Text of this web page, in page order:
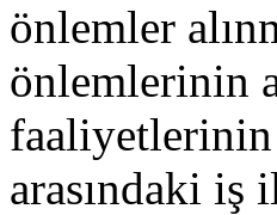
önlemler
önlemlerinin
arasındaki iş